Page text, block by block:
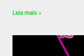
Leia mais »